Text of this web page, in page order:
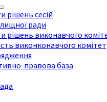
рішень сесій
ради
рішень виконавчого
виконконавчого
правова база